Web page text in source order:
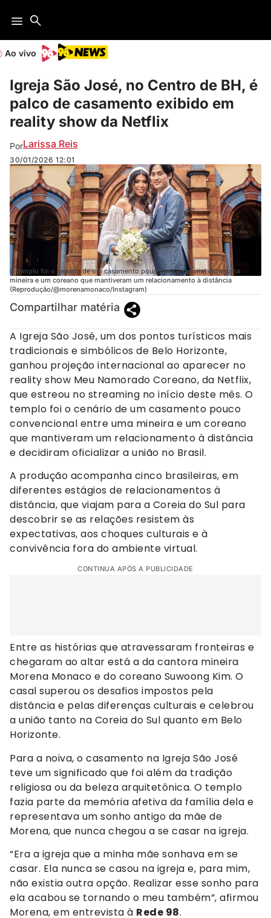
Ao vivo
Igreja São José, no Centro de BH, é
palco de casamento exibido em
reality show da Netflix
PorLarissa Reis
30/01/2026 12:01
O templo foi o cenário de um casamento pouco convencional entre uma
mineira e um coreano que mantiveram um relacionamento à distância
(Reprodução/@morenamonaco/Instagram)
Compartilhar matéria
A Igreja São José, um dos pontos turísticos mais
tradicionais e simbólicos de Belo Horizonte,
ganhou projeção internacional ao aparecer no
reality show Meu Namorado Coreano, da Netflix,
que estreou no streaming no início deste mês. O
templo foi o cenário de um casamento pouco
convencional entre uma mineira e um coreano
que mantiveram um relacionamento à distância
e decidiram oficializar a união no Brasil.
A produção acompanha cinco brasileiras, em
diferentes estágios de relacionamentos à
distância, que viajam para a Coreia do Sul para
descobrir se as relações resistem às
expectativas, aos choques culturais e à
convivência fora do ambiente virtual.
CONTINUA APÓS A PUBLICIDADE
Entre as histórias que atravessaram fronteiras e
chegaram ao altar está a da cantora mineira
Morena Monaco e do coreano Suwoong Kim. O
casal superou os desafios impostos pela
distância e pelas diferenças culturais e celebrou
a união tanto na Coreia do Sul quanto em Belo
Horizonte.
Para a noiva, o casamento na Igreja São José
teve um significado que foi além da tradição
religiosa ou da beleza arquitetônica. O templo
fazia parte da memória afetiva da família dela e
representava um sonho antigo da mãe de
Morena, que nunca chegou a se casar na igreja.
“Era a igreja que a minha mãe sonhava em se
casar. Ela nunca se casou na igreja e, para mim,
não existia outra opção. Realizar esse sonho para
ela acabou se tornando o meu também”, afirmou
Morena, em entrevista à Rede 98.